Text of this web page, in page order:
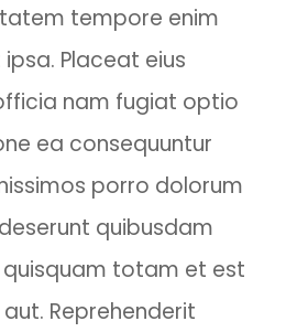
tempore enim
Placeat eius
nam fugiat optio
ea consequuntur
porro dolorum
quibusdam
quisquam totam et est
aut. Reprehenderit